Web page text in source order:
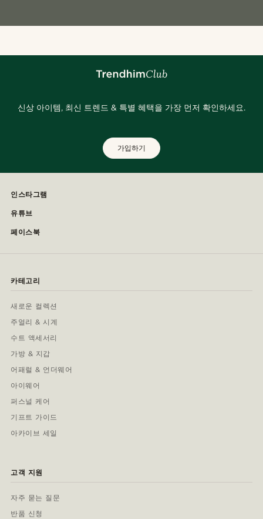
신상 아이템, 최신 트렌드 & 특별 혜택을 가장 먼저 확인하세요.
가입하기
인스타그램
유튜브
페이스북
카테고리
새로운 컬렉션
주얼리 & 시계
수트 액세서리
가방 & 지갑
어패럴 & 언더웨어
아이웨어
퍼스널 케어
기프트 가이드
아카이브 세일
고객 지원
자주 묻는 질문
반품 신청